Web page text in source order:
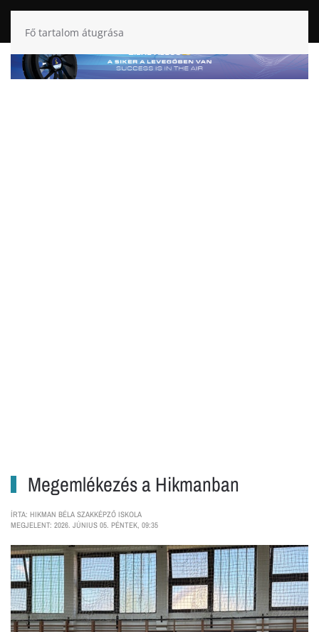
Fő tartalom átugrása
Megemlékezés a Hikmanban
ÍRTA: HIKMAN BÉLA SZAKKÉPZŐ ISKOLA
MEGJELENT: 2026. JÚNIUS 05. PÉNTEK, 09:35